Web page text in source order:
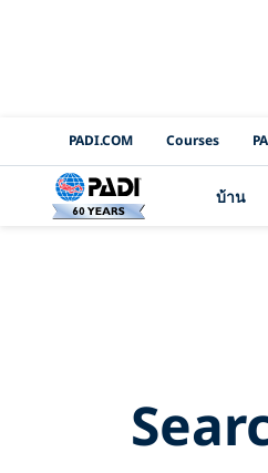
PADI
PADI.COM Courses
บ้าน